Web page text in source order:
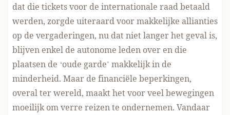
dat die tickets voor de internationale raad betaald
werden, zorgde uiteraard voor makkelijke allianties
op de vergaderingen, nu dat niet langer het geval is,
blijven enkel de autonome leden over en die
plaatsen de ‘oude garde’ makkelijk in de
minderheid. Maar de financiële beperkingen,
overal ter wereld, maakt het voor veel bewegingen
moeilijk om verre reizen te ondernemen. Vandaar